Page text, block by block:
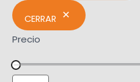
CERRAR
Precio